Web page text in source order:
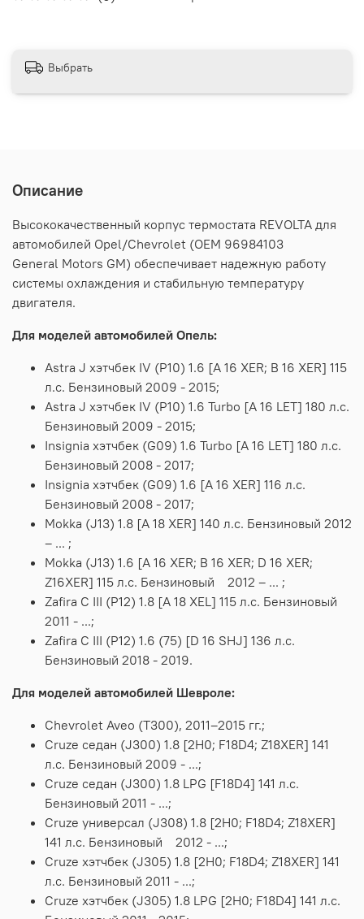
Выбрать
Описание
Высококачественный корпус термостата REVOLTA для
автомобилей Opel/Chevrolet (OEM 96984103
General Motors GM) обеспечивает надежную работу
системы охлаждения и стабильную температуру
двигателя.
Для моделей автомобилей Опель:
Astra J хэтчбек IV (P10) 1.6 [A 16 XER; B 16 XER] 115
л.с. Бензиновый 2009 - 2015;
Astra J хэтчбек IV (P10) 1.6 Turbo [A 16 LET] 180 л.с.
Бензиновый 2009 - 2015;
Insignia хэтчбек (G09) 1.6 Turbo [A 16 LET] 180 л.с.
Бензиновый 2008 - 2017;
Insignia хэтчбек (G09) 1.6 [A 16 XER] 116 л.с.
Бензиновый 2008 - 2017;
Mokka (J13) 1.8 [A 18 XER] 140 л.с. Бензиновый 2012
– ... ;
Mokka (J13) 1.6 [A 16 XER; B 16 XER; D 16 XER;
Z16XER] 115 л.с. Бензиновый 2012 – ... ;
Zafira C III (P12) 1.8 [A 18 XEL] 115 л.с. Бензиновый
2011 - ...;
Zafira C III (P12) 1.6 (75) [D 16 SHJ] 136 л.с.
Бензиновый 2018 - 2019.
Для моделей автомобилей Шевроле:
Chevrolet Aveo (T300), 2011–2015 гг.;
Cruze седан (J300) 1.8 [2H0; F18D4; Z18XER] 141
л.с. Бензиновый 2009 - ...;
Cruze седан (J300) 1.8 LPG [F18D4] 141 л.с.
Бензиновый 2011 - ...;
Cruze универсал (J308) 1.8 [2H0; F18D4; Z18XER]
141 л.с. Бензиновый 2012 - ...;
Cruze хэтчбек (J305) 1.8 [2H0; F18D4; Z18XER] 141
л.с. Бензиновый 2011 - ...;
Cruze хэтчбек (J305) 1.8 LPG [2H0; F18D4] 141 л.с.